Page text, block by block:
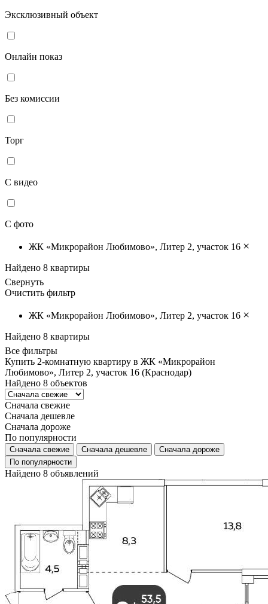
Эксклюзивный объект
Онлайн показ
Без комиссии
Торг
С видео
С фото
ЖК «Микрорайон Любимово», Литер 2, участок 16 ×
Найдено 8 квартиры
Свернуть
Очистить фильтр
ЖК «Микрорайон Любимово», Литер 2, участок 16 ×
Найдено 8 квартиры
Все фильтры
Купить 2-комнатную квартиру в ЖК «Микрорайон
Любимово», Литер 2, участок 16 (Краснодар)
Найдено 8 объектов
Сначала свежие
Сначала дешевле
Сначала дороже
По популярности
Сначала свежие Сначала дешевле
Сначала дороже
По популярности
Найдено 8 объявлений